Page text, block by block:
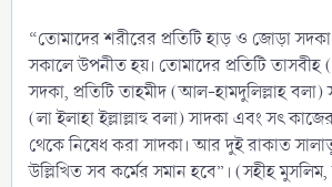
“তোমাদের শরীরের প্রতিটি হাড় ও জোড়া সদকা
সকালে উপনীত হয়। তোমাদের প্রতিটি তাসবীহ
সদকা, প্রতিটি তাহমীদ (আল-হামদুলিল্লাহ বলা)
(লা ইলাহা ইল্লাল্লাহু বলা) সাদকা এবং সৎ
থেকে নিষেধ করা সাদকা। আর দুই রাকাত
উল্লিখিত সব কর্মের সমান হবে”। (সহীহ